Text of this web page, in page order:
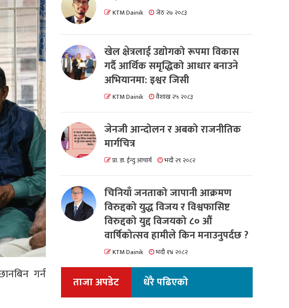
गर्न
KTM Dainik जेठ २७ २०८३
खेल क्षेत्रलाई उद्योगको रूपमा विकास
गर्दै आर्थिक समृद्धिको आधार बनाउने
अभियानमा: इश्वर जिसी
KTM Dainik वैशाख २५ २०८३
जेनजी आन्दोलन र अबको राजनीतिक
मार्गचित्र
प्रा. डा. ईन्दु आचार्य भदौ २९ २०८२
चिनियाँ जनताको जापानी आक्रमण
विरुद्दको युद्ध विजय र विश्वफासिष्ट
विरुद्दको युद्द विजयको ८० औं
वार्षिकोत्सव हामीले किन मनाउनुपर्दछ ?
KTM Dainik भदौ १४ २०८२
ताजा अपडेट धेरै पढिएको